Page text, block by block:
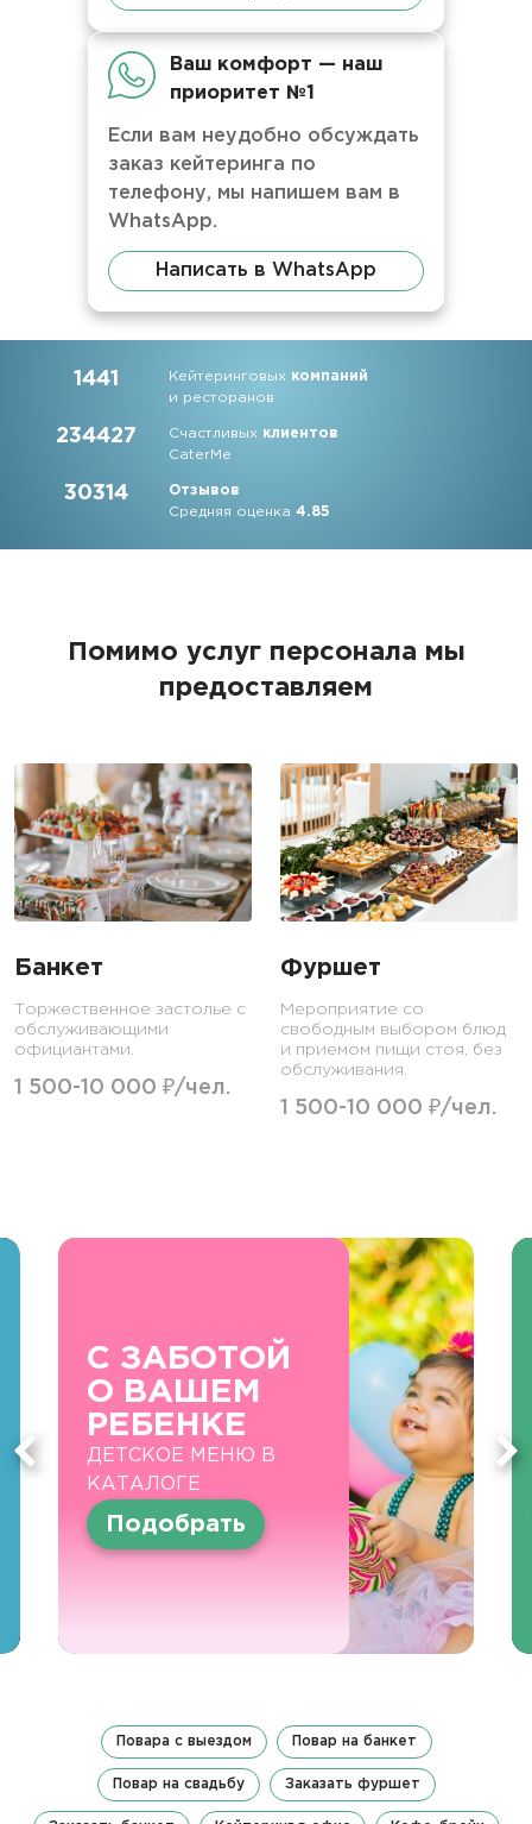
Ваш комфорт — наш
приоритет №1
Если вам неудобно обсуждать
заказ кейтеринга по
телефону, мы напишем вам в
WhatsApp.
Написать в WhatsApp
1441 Кейтеринговых компаний
и ресторанов
234427 Счастливых клиентов
CaterMe
30314
Отзывов
Средняя оценка4.85
Помимо услуг персонала мы
предоставляем
Банкет
Торжественное застолье с
обслуживающими
официантами.
1 500-10 000 ₽/чел.
Фуршет
Мероприятие со
свободным выбором блюд
и приемом пищи стоя, без
обслуживания.
1 500-10 000 ₽/чел.
С ЗАБОТОЙ
О ВАШЕМ
РЕБЕНКЕ
ДЕТСКОЕ МЕНЮ В
КАТАЛОГЕ
Подобрать
Повара с выездом Повар на банкет
Повар на свадьбу Заказать фуршет